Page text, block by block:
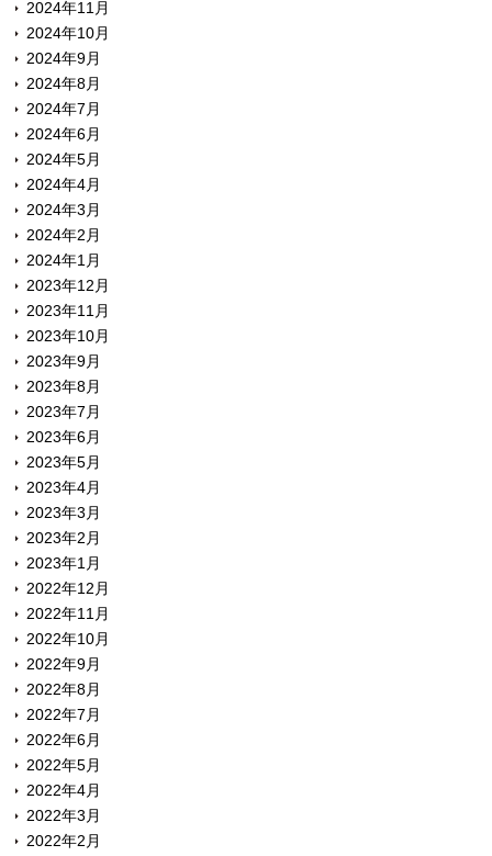
2024年11月
2024年10月
2024年9月
2024年8月
2024年7月
2024年6月
2024年5月
2024年4月
2024年3月
2024年2月
2024年1月
2023年12月
2023年11月
2023年10月
2023年9月
2023年8月
2023年7月
2023年6月
2023年5月
2023年4月
2023年3月
2023年2月
2023年1月
2022年12月
2022年11月
2022年10月
2022年9月
2022年8月
2022年7月
2022年6月
2022年5月
2022年4月
2022年3月
2022年2月